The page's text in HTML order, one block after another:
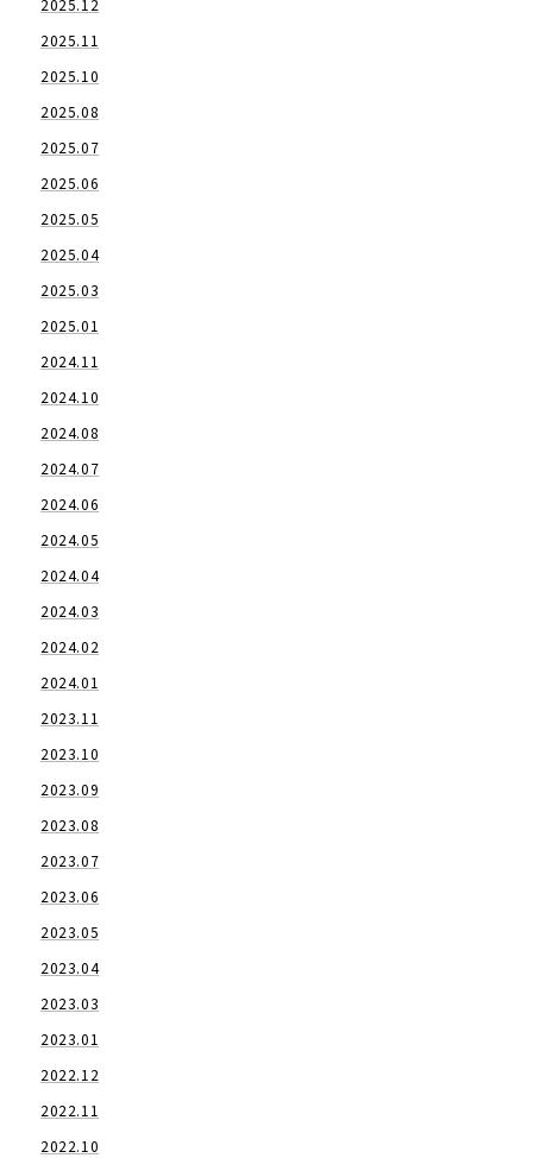
2025.12
2025.11
2025.10
2025.08
2025.07
2025.06
2025.05
2025.04
2025.03
2025.01
2024.11
2024.10
2024.08
2024.07
2024.06
2024.05
2024.04
2024.03
2024.02
2024.01
2023.11
2023.10
2023.09
2023.08
2023.07
2023.06
2023.05
2023.04
2023.03
2023.01
2022.12
2022.11
2022.10